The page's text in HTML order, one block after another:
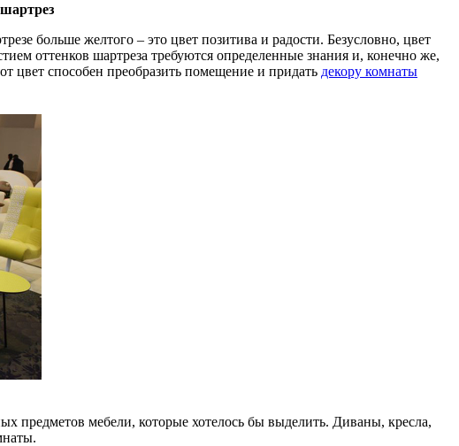
больше желтого – это цвет позитива и радости. Безусловно, цвет
оттенков шартреза требуются определенные знания и, конечно же,
цвет способен преобразить помещение и придать декору комнаты
предметов мебели, которые хотелось бы выделить. Диваны, кресла,